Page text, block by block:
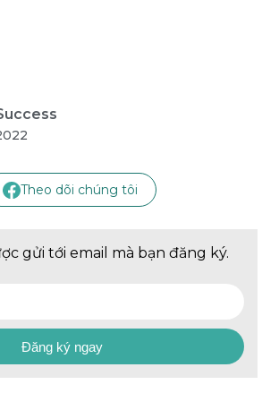
Theo dõi chúng tôi
gửi tới email mà bạn đăng ký.
Đăng ký ngay